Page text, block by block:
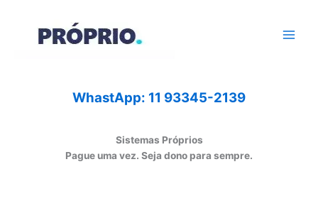
WhastApp: 11 93345-2139
Sistemas Próprios
Pague uma vez. Seja dono para sempre.